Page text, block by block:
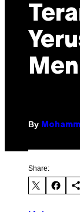
By
Share: